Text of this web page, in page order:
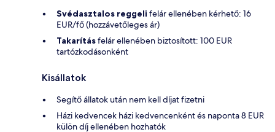
Svédasztalos reggeli felár ellenében kérhető: 16
EUR/fő (hozzávetőleges ár)
Takarításfelár ellenében biztosított: 100 EUR
tartózkodásonként
Kisállatok
Segítő állatok után nem kell díjat fizetni
Házi kedvencek házi kedvencenként és naponta 8 EUR
külön díj ellenében hozhatók